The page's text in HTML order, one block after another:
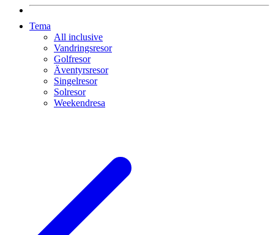
Tema
All inclusive
Vandringsresor
Golfresor
Äventyrsresor
Singelresor
Solresor
Weekendresa